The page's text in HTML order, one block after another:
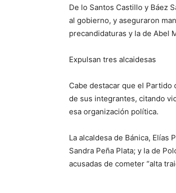
De lo Santos Castillo y Báez
al gobierno, y aseguraron
precandidaturas y la de Abel
Expulsan tres alcaidesas
Cabe destacar que el Partido
de sus integrantes, citando
esa organización política.
La alcaldesa de Bánica, Elías
Sandra Peña Plata; y la de
acusadas de cometer “alta